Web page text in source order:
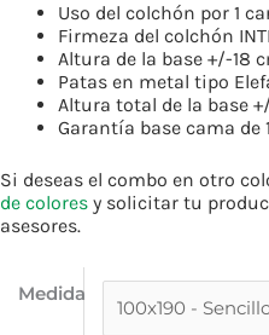
Uso del colchón por 1
Firmeza del colchón
Altura de la base +/-18
Patas en metal tipo
Altura total de la base
Garantía base cama de
Si deseas el combo en otro
de colores y solicitar tu
asesores.
Medida